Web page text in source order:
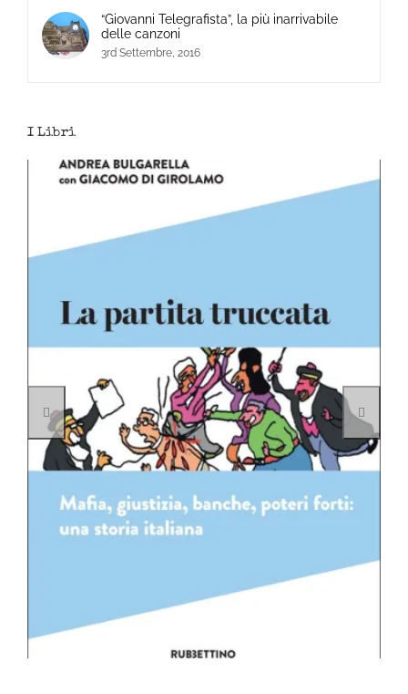
“Giovanni Telegrafista”, la più inarrivabile
delle canzoni
3rd Settembre, 2016
I Libri